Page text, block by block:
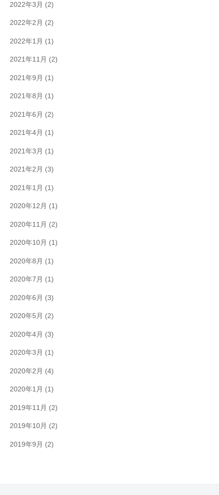
2022年3月 (2)
2022年2月 (2)
2022年1月 (1)
2021年11月 (2)
2021年9月 (1)
2021年8月 (1)
2021年6月 (2)
2021年4月 (1)
2021年3月 (1)
2021年2月 (3)
2021年1月 (1)
2020年12月 (1)
2020年11月 (2)
2020年10月 (1)
2020年8月 (1)
2020年7月 (1)
2020年6月 (3)
2020年5月 (2)
2020年4月 (3)
2020年3月 (1)
2020年2月 (4)
2020年1月 (1)
2019年11月 (2)
2019年10月 (2)
2019年9月 (2)